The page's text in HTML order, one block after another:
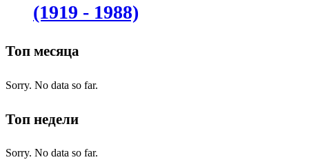
(1919 - 1988)
Топ месяца
Sorry. No data so far.
Топ недели
Sorry. No data so far.